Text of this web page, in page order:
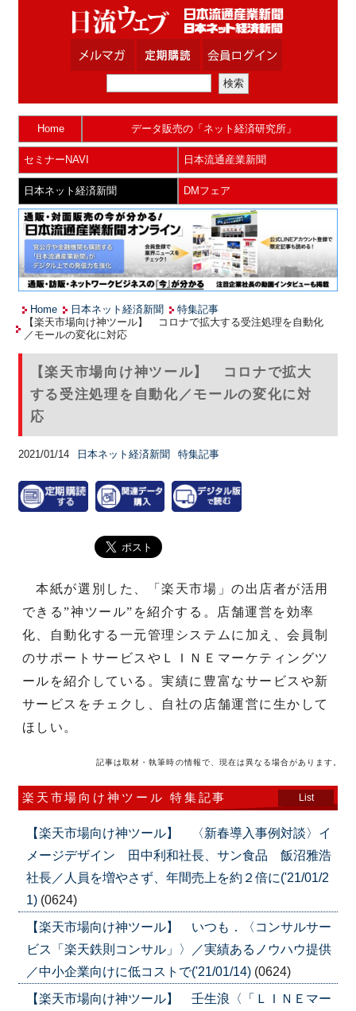
Home データ販売の「ネット経済研究所」
セミナーNAVI 日本流通産業新聞
日本ネット経済新聞 DMフェア
Home 日本ネット経済新聞
特集記事
【楽天市場向け神ツール】 コロナで拡大する受注処理を自動化
／モールの変化に対応
【楽天市場向け神ツール】 コロナで拡大
する受注処理を自動化／モールの変化に対
応
2021/01/14 日本ネット経済新聞 特集記事
本紙が選別した、「楽天市場」の出店者が活用
できる”神ツール”を紹介する。店舗運営を効率
化、自動化する一元管理システムに加え、会員制
のサポートサービスやＬＩＮＥマーケティングツ
ールを紹介している。実績に豊富なサービスや新
サービスをチェクし、自社の店舗運営に生かして
ほしい。
記事は取材・執筆時の情報で、現在は異なる場合があります。
楽天市場向け神ツール 特集記事 List
【楽天市場向け神ツール】 〈新春導入事例対談〉イ
メージデザイン 田中利和社長、サン食品 飯沼雅浩
社長／人員を増やさず、年間売上を約２倍に('21/01/2
1) (0624)
【楽天市場向け神ツール】 いつも．〈コンサルサー
ビス「楽天鉄則コンサル」〉／実績あるノウハウ提供
／中小企業向けに低コストで('21/01/14) (0624)
【楽天市場向け神ツール】 壬生浪〈「ＬＩＮＥマー